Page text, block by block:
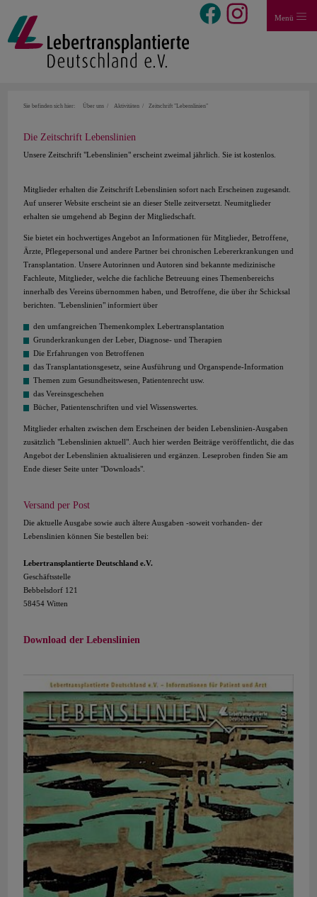
Menü
Sie befinden sich hier: Über uns Aktivitäten Zeitschrift "Lebenslinien"
Die Zeitschrift Lebenslinien
Unsere Zeitschrift "Lebenslinien" erscheint zweimal jährlich. Sie ist kostenlos.
Mitglieder erhalten die Zeitschrift Lebenslinien sofort nach Erscheinen zugesandt.
Auf unserer Website erscheint sie an dieser Stelle zeitversetzt. Neumitglieder
erhalten sie umgehend ab Beginn der Mitgliedschaft.
Sie bietet ein hochwertiges Angebot an Informationen für Mitglieder, Betroffene,
Ärzte, Pflegepersonal und andere Partner bei chronischen Lebererkrankungen und
Transplantation. Unsere Autorinnen und Autoren sind bekannte medizinische
Fachleute, Mitglieder, welche die fachliche Betreuung eines Themenbereichs
innerhalb des Vereins übernommen haben, und Betroffene, die über ihr Schicksal
berichten. "Lebenslinien" informiert über
den umfangreichen Themenkomplex Lebertransplantation
Grunderkrankungen der Leber, Diagnose- und Therapien
Die Erfahrungen von Betroffenen
das Transplantationsgesetz, seine Ausführung und Organspende-Information
Themen zum Gesundheitswesen, Patientenrecht usw.
das Vereinsgeschehen
Bücher, Patientenschriften und viel Wissenswertes.
Mitglieder erhalten zwischen dem Erscheinen der beiden Lebenslinien-Ausgaben
zusätzlich "Lebenslinien aktuell". Auch hier werden Beiträge veröffentlicht, die das
Angebot der Lebenslinien aktualisieren und ergänzen. Leseproben finden Sie am
Ende dieser Seite unter "Downloads".
Versand per Post
Die aktuelle Ausgabe sowie auch ältere Ausgaben -soweit vorhanden- der
Lebenslinien können Sie bestellen bei:
Lebertransplantierte Deutschland e.V.
Geschäftsstelle
Bebbelsdorf 121
58454 Witten
Download der Lebenslinien